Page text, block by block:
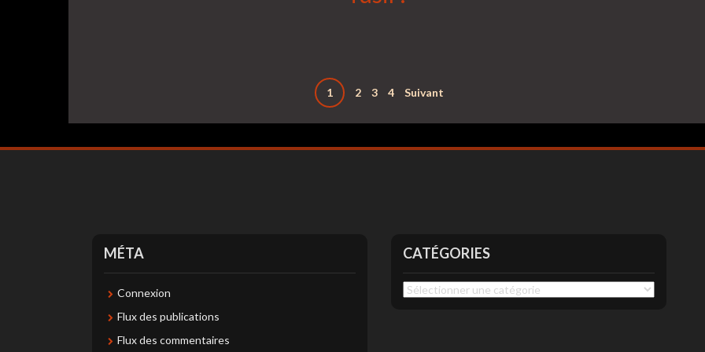
des
publications
1 2 3 4 Suivant
MÉTA
Connexion
Flux des publications
Flux des commentaires
CATÉGORIES
Catégories